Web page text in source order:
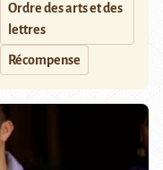
Ordre des arts et des
lettres
Récompense